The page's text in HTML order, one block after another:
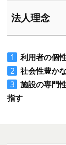
法人理念
利用者の個
社会性豊か
施設の専門
指す